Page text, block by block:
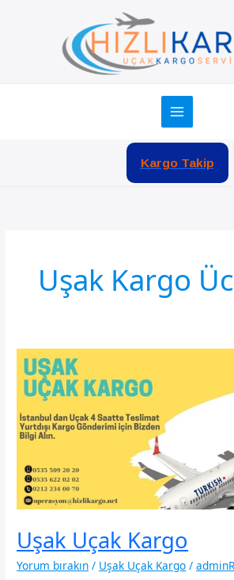
Kargo Takip
Uşak Kargo
Uşak Uçak Kargo
Yorum bırakın / Uşak Uçak Kargo /